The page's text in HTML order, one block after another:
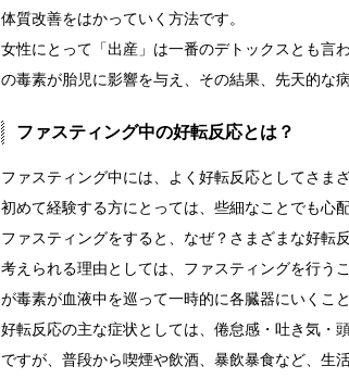
体質改善をはかっていく方法です。
女性にとって「出産」は一番のデトックスとも言
の毒素が胎児に影響を与え、その結果、先天的な
ファスティング中の好転反応とは？
ファスティング中には、よく好転反応としてさま
初めて経験する方にとっては、些細なことでも心
ファスティングをすると、なぜ？さまざまな好転
考えられる理由としては、ファスティングを行う
が毒素が血液中を巡って一時的に各臓器にいくこ
好転反応の主な症状としては、倦怠感・吐き気・
ですが、普段から喫煙や飲酒、暴飲暴食など、